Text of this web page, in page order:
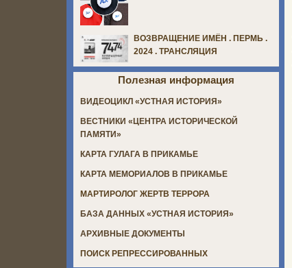
ВОЗВРАЩЕНИЕ ИМЁН . ПЕРМЬ .
2024 . ТРАНСЛЯЦИЯ
Полезная информация
ВИДЕОЦИКЛ «УСТНАЯ ИСТОРИЯ»
ВЕСТНИКИ «ЦЕНТРА ИСТОРИЧЕСКОЙ
ПАМЯТИ»
КАРТА ГУЛАГА В ПРИКАМЬЕ
КАРТА МЕМОРИАЛОВ В ПРИКАМЬЕ
МАРТИРОЛОГ ЖЕРТВ ТЕРРОРА
БАЗА ДАННЫХ «УСТНАЯ ИСТОРИЯ»
АРХИВНЫЕ ДОКУМЕНТЫ
ПОИСК РЕПРЕССИРОВАННЫХ